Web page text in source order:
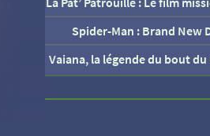
Spider-Man : Brand New
Vaiana, la légende du bout